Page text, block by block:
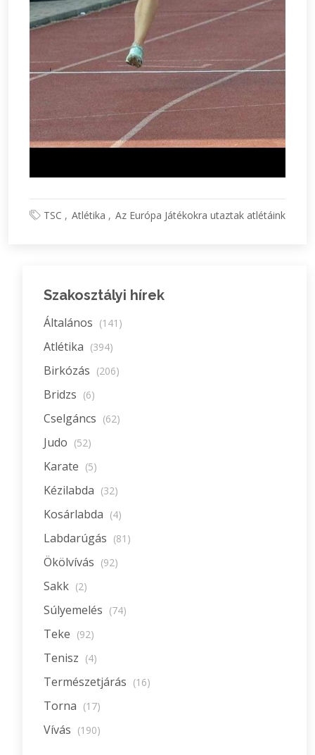
TSC Atlétika Az Európa Játékokra utaztak atlétáink
Szakosztályi hírek
Általános (141)
Atlétika (394)
Birkózás (206)
Bridzs (6)
Cselgáncs (62)
Judo (52)
Karate (5)
Kézilabda (32)
Kosárlabda (4)
Labdarúgás (81)
Ökölvívás (92)
Sakk (2)
Súlyemelés (74)
Teke (92)
Tenisz (4)
Természetjárás (16)
Torna (17)
Vívás (190)